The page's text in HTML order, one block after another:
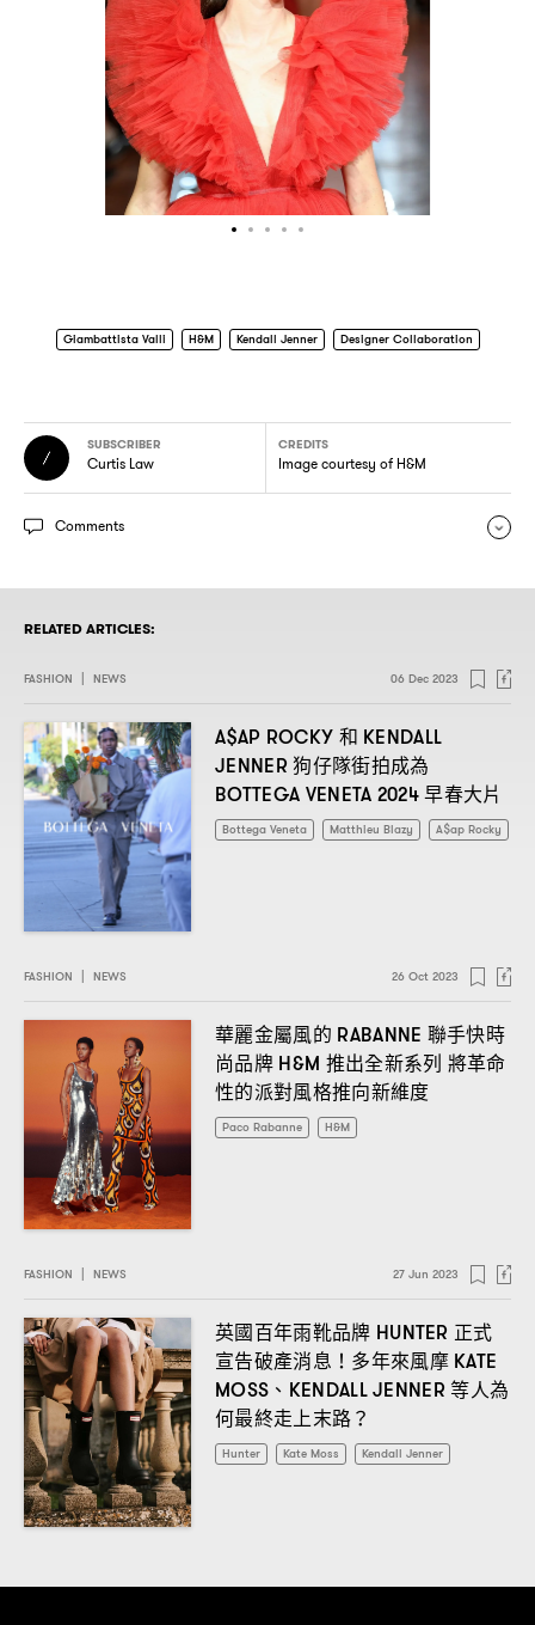
Giambattista Valli H&M Kendall Jenner Designer Collaboration
SUBSCRIBER
Curtis Law
CREDITS
Image courtesy of H&M
Comments
RELATED ARTICLES:
FASHION NEWS 06 Dec 2023
A$AP ROCKY 和 KENDALL
JENNER狗仔隊街拍成為
BOTTEGA VENETA 2024早春大片
Bottega Veneta Matthieu Blazy A$ap Rocky
FASHION NEWS 26 Oct 2023
華麗金屬風的 RABANNE 聯手快時
尚品牌H&M 推出全新系列 將革命
性的派對風格推向新維度
Paco Rabanne H&M
FASHION NEWS 27 Jun 2023
英國百年雨靴品牌 HUNTER正式
宣告破產消息 ！ 多年來風摩KATE
MOSS 、 KENDALL JENNER 等人為
何最終走上末路？
Hunter Kate Moss Kendall Jenner